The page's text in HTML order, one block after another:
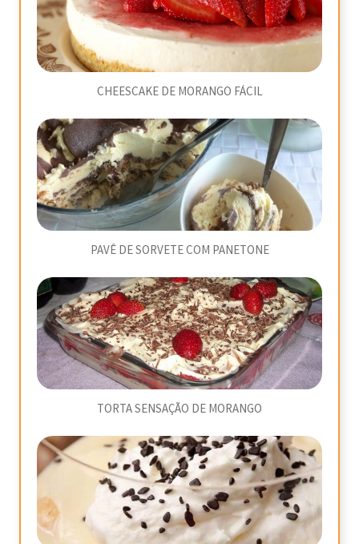
CHEESCAKE DE MORANGO FÁCIL
PAVÊ DE SORVETE COM PANETONE
TORTA SENSAÇÃO DE MORANGO